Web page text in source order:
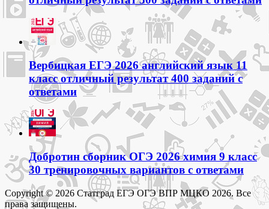
Вербицкая ЕГЭ 2026 английский язык 11
класс отличный результат 400 заданий с
ответами
Добротин сборник ОГЭ 2026 химия 9 класс
30 тренировочных вариантов с ответами
Copyright © 2026 Статград ЕГЭ ОГЭ ВПР МЦКО 2026. Все
права защищены.